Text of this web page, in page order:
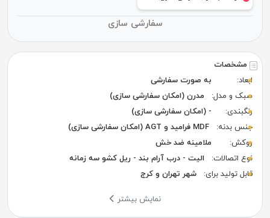
مشخصات
ابعاد:
به صورت سفارشی
سبک و مدل:
مدرن (امکان سفارشی سازی)
رنگبندی:
- (امکان سفارشی سازی)
جنس بدنه:
MDF فرامید و AGT (امکان سفارشی سازی)
روکش:
ملامینه ضد خش
نوع اتصالات:
الیت - درب آرام بند - ریل کشو سه زمانه
قابل تولید برای:
شهر تهران و کرج
نمایش بیشتر
سفارشی سازی